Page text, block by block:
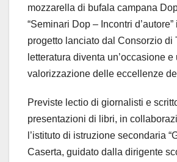
mozzarella di bufala campana
“Seminari Dop – Incontri
progetto lanciato dal Consorzio di
letteratura diventa un’occasione
valorizzazione delle eccellenze
Previste lectio di giornalisti e
presentazioni di libri, in
l’istituto di istruzione secondaria
Caserta, guidato dalla dirigente